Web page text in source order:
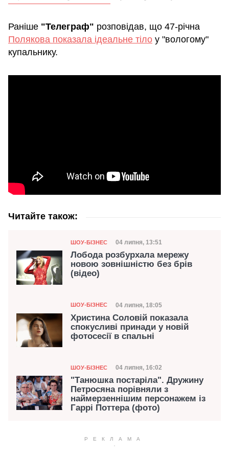
Раніше "Телеграф" розповідав, що 47-річна
Полякова показала ідеальне тіло у "вологому"
купальнику.
Читайте також:
Категорія
ШОУ-БІЗНЕС Дата публікації
04 липня, 13:51
Лобода розбурхала мережу
новою зовнішністю без брів
(відео)
Категорія
ШОУ-БІЗНЕС Дата публікації
04 липня, 18:05
Христина Соловій показала
спокусливі принади у новій
фотосесії в спальні
Категорія
ШОУ-БІЗНЕС Дата публікації
04 липня, 16:02
"Танюшка постаріла". Дружину
Петросяна порівняли з
наймерзеннішим персонажем із
Гаррі Поттера (фото)